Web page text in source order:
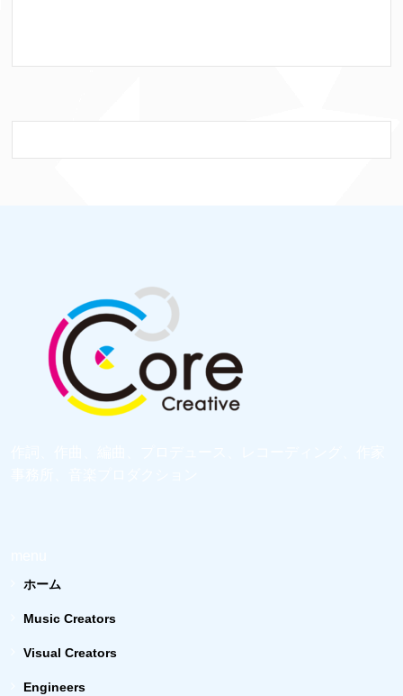
ホーム
Music Creators
Visual Creators
Engineers